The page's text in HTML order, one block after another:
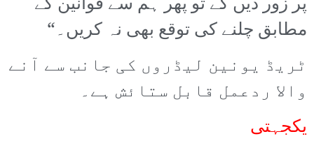
مطابق چلنے کی توقع بھی نہ کریں۔“
ٹریڈ یونین لیڈروں کی جانب سے آنے
والا ردعمل قابل ستائش ہے۔
یکجہتی